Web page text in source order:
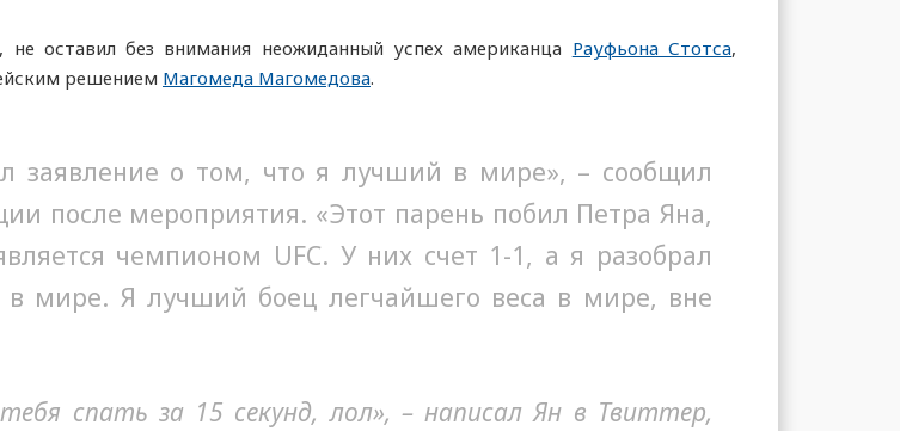
, не оставил без внимания неожиданный успех американца Рауфьона Стотса,
решением Магомеда Магомедова.
заявление о том, что я лучший в мире», – сообщил
после мероприятия. «Этот парень побил Петра Яна,
чемпионом UFC. У них счет 1-1, а я разобрал
мире. Я лучший боец легчайшего веса в мире, вне
спать за 15 секунд, лол», – написал Ян в Твиттер,